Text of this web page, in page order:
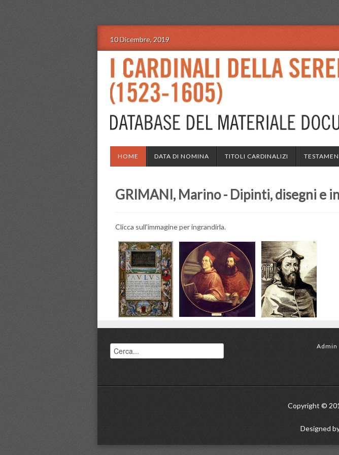
10 Dicembre, 2019
HOME DATA DI NOMINA TITOLI CARDINALIZI
GRIMANI, Marino - Dipinti, disegni e
Clicca sull'immagine per ingrandirla.
Admin
Copyright ©
Designed